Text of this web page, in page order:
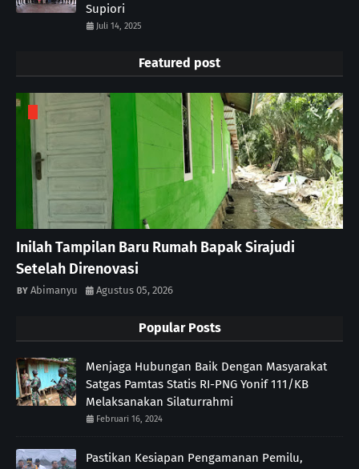
Supiori
Juli 14, 2025
Featured post
Inilah Tampilan Baru Rumah Bapak Sirajudi
Setelah Direnovasi
Abimanyu Agustus 05, 2026
Popular Posts
Menjaga Hubungan Baik Dengan Masyarakat
Satgas Pamtas Statis RI-PNG Yonif 111/KB
Melaksanakan Silaturrahmi
Februari 16, 2024
Pastikan Kesiapan Pengamanan Pemilu,